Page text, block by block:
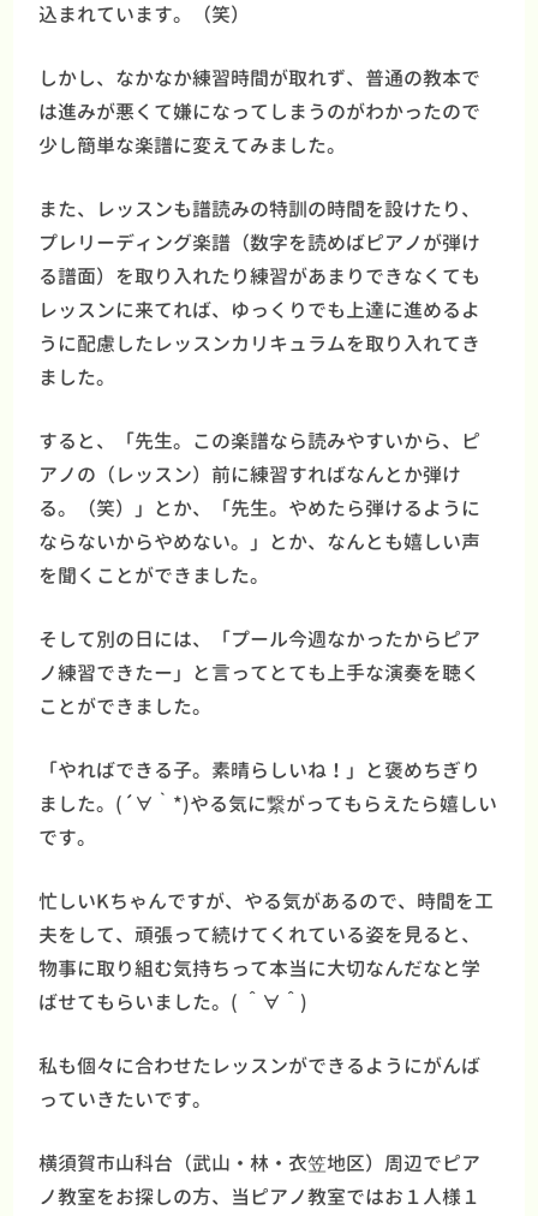
込まれています。（笑）
しかし、なかなか練習時間が取れず、普通の教本で
は進みが悪くて嫌になってしまうのがわかったので
少し簡単な楽譜に変えてみました。
また、レッスンも譜読みの特訓の時間を設けたり、
プレリーディング楽譜（数字を読めばピアノが弾け
る譜面）を取り入れたり練習があまりできなくても
レッスンに来てれば、ゆっくりでも上達に進めるよ
うに配慮したレッスンカリキュラムを取り入れてき
ました。
すると、「先生。この楽譜なら読みやすいから、ピ
アノの（レッスン）前に練習すればなんとか弾け
る。（笑）」とか、「先生。やめたら弾けるように
ならないからやめない。」とか、なんとも嬉しい声
を聞くことができました。
そして別の日には、「プール今週なかったからピア
ノ練習できたー」と言ってとても上手な演奏を聴く
ことができました。
「やればできる子。素晴らしいね！」と褒めちぎり
ました。(´∀｀*)やる気に繋がってもらえたら嬉しい
です。
忙しいKちゃんですが、やる気があるので、時間を工
夫をして、頑張って続けてくれている姿を見ると、
物事に取り組む気持ちって本当に大切なんだなと学
ばせてもらいました。( ＾∀＾)
私も個々に合わせたレッスンができるようにがんば
っていきたいです。
横須賀市山科台（武山・林・衣笠地区）周辺でピア
ノ教室をお探しの方、当ピアノ教室ではお１人様１